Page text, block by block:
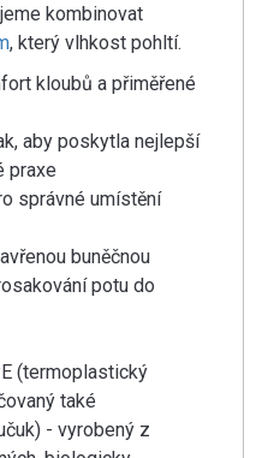
kombinovat
, který vlhkost pohltí.
kloubů a přiměřené
aby poskytla nejlepší
praxe
správné umístění
buněčnou
potu do
(termoplastický
také
- vyrobený z